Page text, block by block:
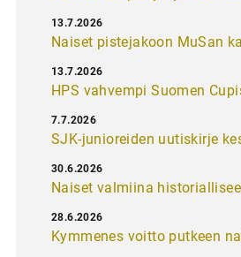
Naiset pistejakoon MuSan
13.7.2026
HPS vahvempi Suomen
13.7.2026
SJK-junioreiden uutiskirje
7.7.2026
Naiset valmiina
30.6.2026
Kymmenes voitto putkeen
28.6.2026